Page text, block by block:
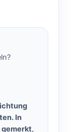
In
gemerkt,